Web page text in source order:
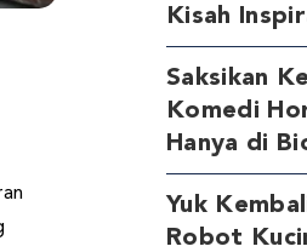
Kisah
Saksikan
Komedi
Hanya di
Yuk
Robot